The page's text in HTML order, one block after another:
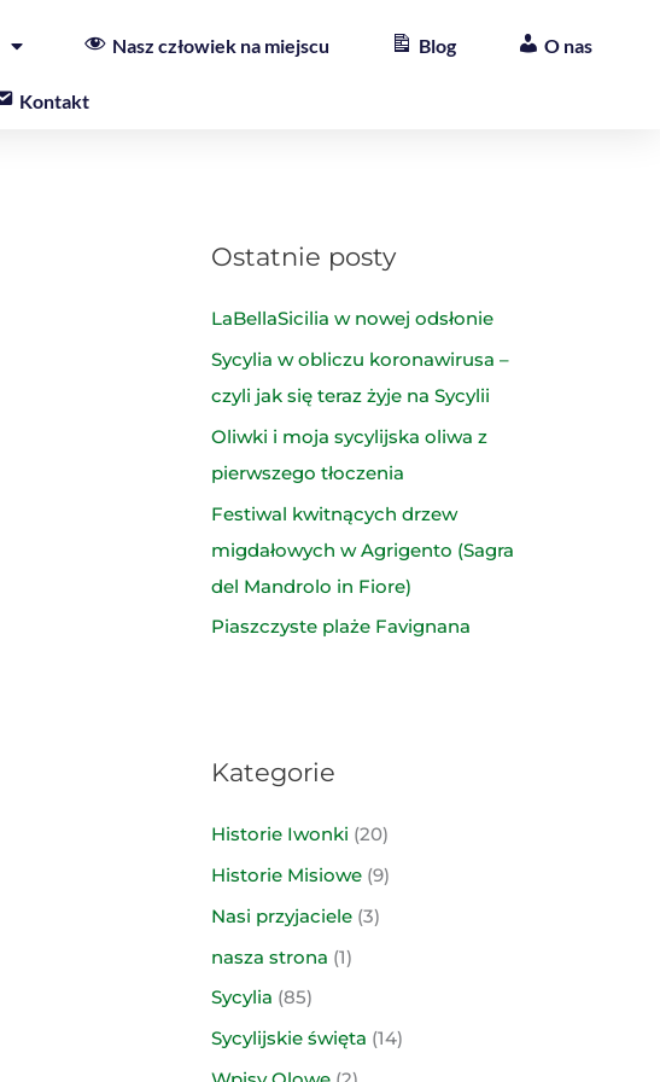
Nasz człowiek na miejscu Blog O nas
Kontakt
Ostatnie posty
LaBellaSicilia w nowej odsłonie
Sycylia w obliczu koronawirusa –
czyli jak się teraz żyje na Sycylii
Oliwki i moja sycylijska oliwa z
pierwszego tłoczenia
Festiwal kwitnących drzew
migdałowych w Agrigento (Sagra
del Mandrolo in Fiore)
Piaszczyste plaże Favignana
Kategorie
Historie Iwonki (20)
Historie Misiowe (9)
Nasi przyjaciele (3)
nasza strona (1)
Sycylia (85)
Sycylijskie święta (14)